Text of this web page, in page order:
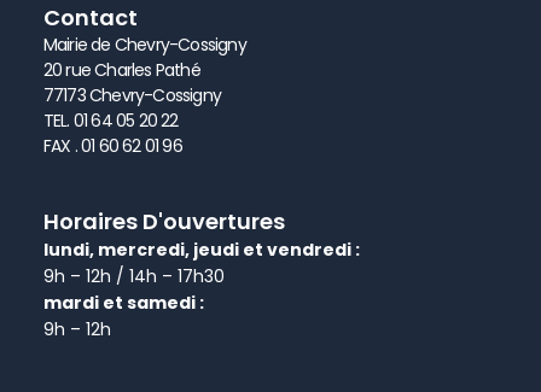
Contact
Mairie de Chevry-Cossigny
20 rue Charles Pathé
77173 Chevry-Cossigny
TEL. 01 64 05 20 22
FAX . 01 60 62 01 96
Horaires D'ouvertures
lundi, mercredi, jeudi et vendredi :
9h – 12h / 14h – 17h30
mardi et samedi :
9h – 12h